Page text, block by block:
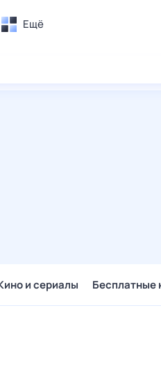
Ещё
и сериалы Бесплатные